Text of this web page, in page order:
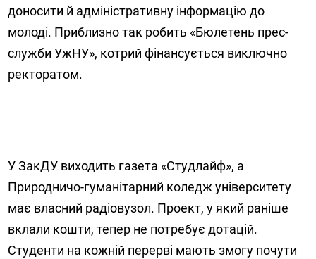
доносити й адміністративну інформацію до
молоді. Приблизно так робить «Бюлетень прес-
служби УжНУ», котрий фінансується виключно
ректоратом.
У ЗакДУ виходить газета «Студлайф», а
Природничо-гуманітарний коледж університету
має власний радіовузол. Проект, у який раніше
вклали кошти, тепер не потребує дотацій.
Студенти на кожній перерві мають змогу почути